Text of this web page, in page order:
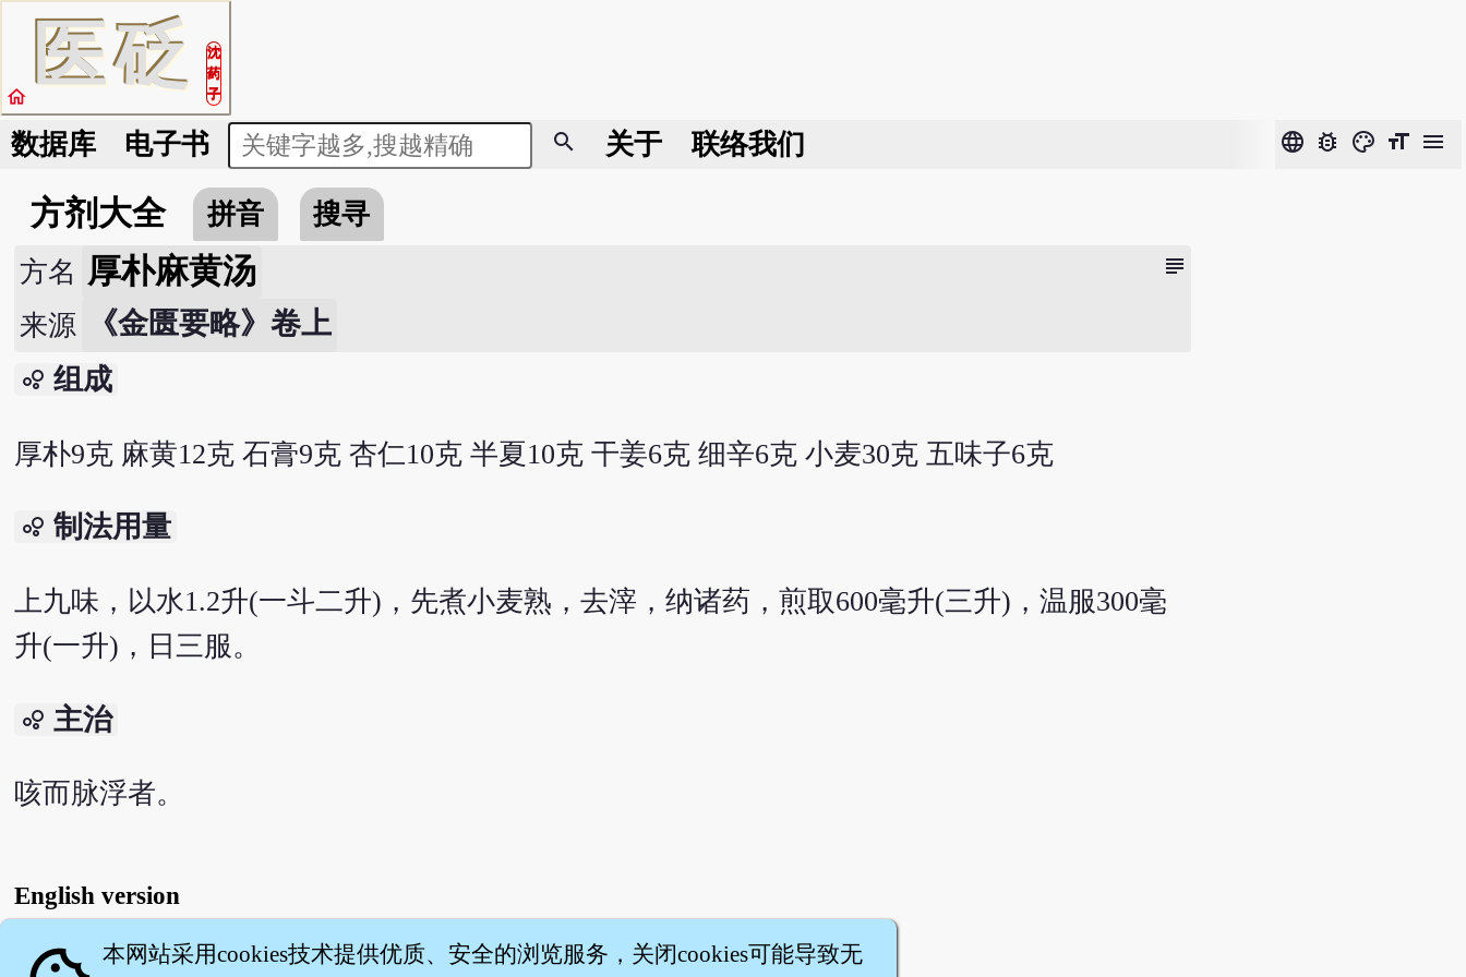
医砭
沈
药
子
home
数据库 电子书 search 关于 联络我们 language bug_report color_lens format_size menu
方剂大全 拼音 搜寻
subject
方名 厚朴麻黄汤
来源 《金匮要略》卷上
bubble_chart 组成
厚朴9克 麻黄12克 石膏9克 杏仁10克 半夏10克 干姜6克 细辛6克 小麦30克 五味子6克
bubble_chart 制法用量
上九味，以水1.2升(一斗二升)，先煮小麦熟，去滓，纳诸药，煎取600毫升(三升)，温服300毫
升(一升)，日三服。
bubble_chart 主治
咳而脉浮者。
English version
本网站采用cookies技术提供优质、安全的浏览服务，关闭cookies可能导致无